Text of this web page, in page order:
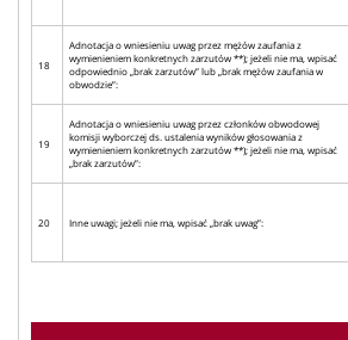
18
Adnotacja o wniesieniu uwag przez mężów zaufania z
wymienieniem konkretnych zarzutów **); jeżeli nie ma, wpisać
odpowiednio „brak zarzutów” lub „brak mężów zaufania w
obwodzie”:
19
Adnotacja o wniesieniu uwag przez członków obwodowej
komisji wyborczej ds. ustalenia wyników głosowania z
wymienieniem konkretnych zarzutów **); jeżeli nie ma, wpisać
„brak zarzutów”:
20 Inne uwagi; jeżeli nie ma, wpisać „brak uwag”: